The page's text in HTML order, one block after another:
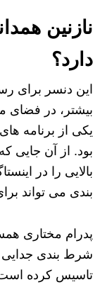
نازنین
دارد؟
این دنسر برای
بیشتر، در
یکی از برنامه های
بود. از آن جایی
بالایی را در
بندی می تواند
پدرام مختاری
شرط بندی جدایی
تاسیس کرده